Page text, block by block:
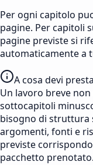
Per ogni capitolo
pagine. Per capitoli
pagine previste si
automaticamente a
A cosa devi
Un lavoro breve
sottocapitoli
bisogno di struttura
argomenti, fonti e
previste
pacchetto prenotato.